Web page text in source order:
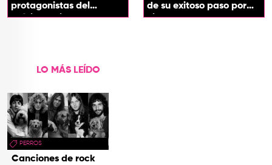
protagonistas del
próximo spin-off de 'Hora
de su exitoso paso por
cines
LO MÁS LEÍDO
PERROS
Canciones de rock